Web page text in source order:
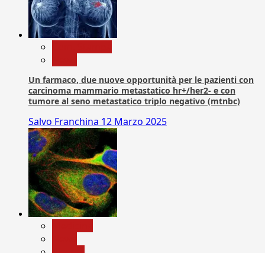
Un farmaco, due nuove opportunità per le pazienti con
carcinoma mammario metastatico hr+/her2- e con
tumore al seno metastatico triplo negativo (mtnbc)
Salvo Franchina 12 Marzo 2025